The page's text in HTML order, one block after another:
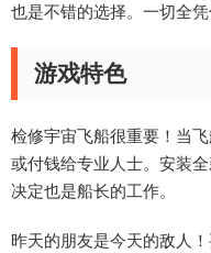
也是不错的选择。一切全凭
游戏特色
检修宇宙飞船很重要！当
或付钱给专业人士。安装
决定也是船长的工作。
昨天的朋友是今天的敌人